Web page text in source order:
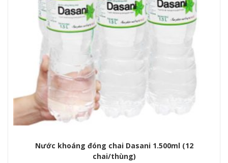
Nước khoáng đóng chai Dasani 1.500ml (12
chai/thùng)